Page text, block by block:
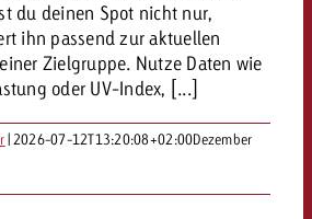
du deinen Spot nicht nur,
ihn passend zur aktuellen
Zielgruppe. Nutze Daten wie
oder UV-Index, [...]
| 2026-07-12T13:20:08+02:00Dezember